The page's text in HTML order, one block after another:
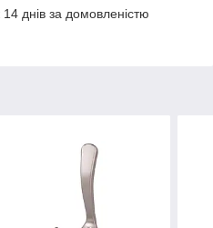
днів за домовленістю